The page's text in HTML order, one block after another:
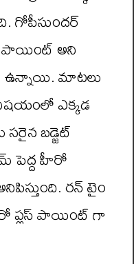
గోపీసుందర్
పాయింట్ అని
ఉన్నాయి. మాట‌లు
ఎక్క‌డ
బ‌డ్జెట్
పెద్ద హీరో
రన్ టైం
ప్లస్ పాయింట్ గా